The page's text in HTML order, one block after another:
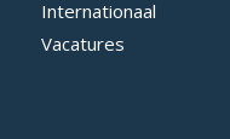
Internationaal
Vacatures